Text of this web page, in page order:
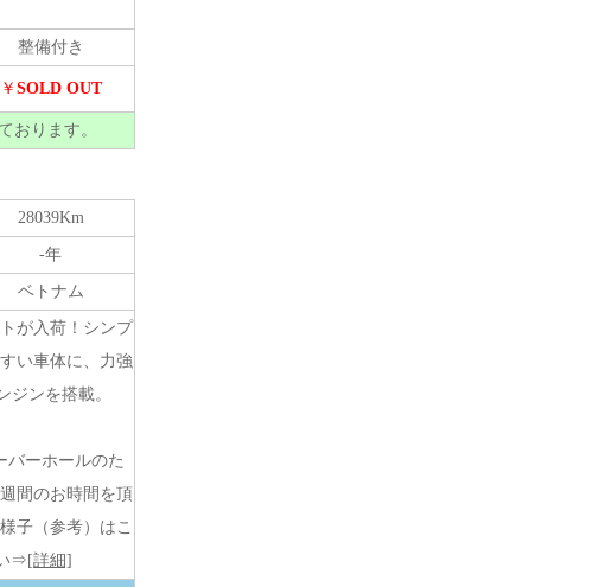
整備付き
￥ SOLD OUT
おります。
28039Km
-年
ベトナム
が入荷！シンプ
い車体に、力強
ジンを搭載。
バーホールのた
間のお時間を頂
子（参考）はこ
⇒[詳細]